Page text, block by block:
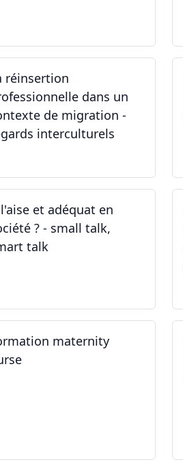
réinsertion
dans un
de migration -
interculturels
et adéquat en
? - small talk,
talk
maternity